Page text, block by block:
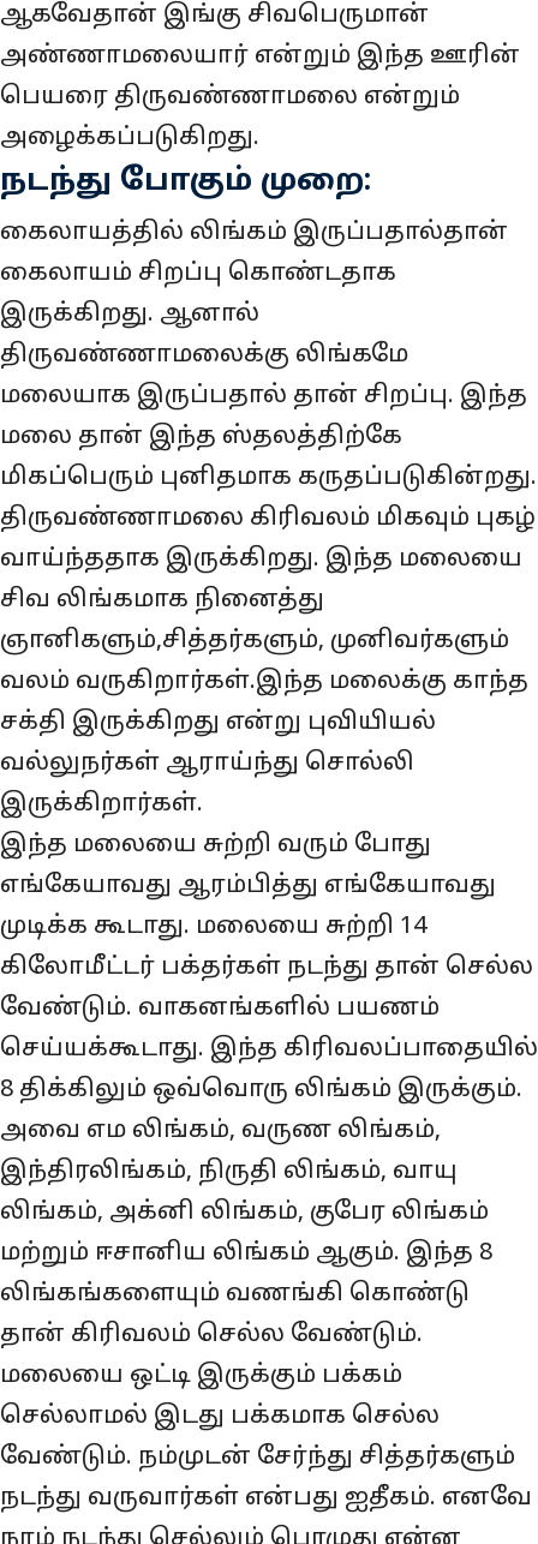
ஆகவேதான் இங்கு சிவபெருமான்
அண்ணாமலையார் என்றும் இந்த ஊரின்
பெயரை திருவண்ணாமலை என்றும்
அழைக்கப்படுகிறது.
நடந்து போகும் முறை:
கைலாயத்தில் லிங்கம் இருப்பதால்தான்
கைலாயம் சிறப்பு கொண்டதாக‌
இருக்கிறது. ஆனால்
திருவண்ணாமலைக்கு லிங்கமே
மலையாக இருப்பதால் தான் சிறப்பு. இந்த
மலை தான் இந்த ஸ்தலத்திற்கே
மிகப்பெரும் புனிதமாக கருதப்படுகின்றது.
திருவண்ணாமலை கிரிவலம் மிகவும் புகழ்
வாய்ந்ததாக இருக்கிறது. இந்த மலையை
சிவ லிங்கமாக நினைத்து
ஞானிகளும்,சித்தர்களும், முனிவர்களும்
வலம் வருகிறார்கள்.இந்த மலைக்கு காந்த
சக்தி இருக்கிறது என்று புவியியல்
வல்லுநர்கள் ஆராய்ந்து சொல்லி
இருக்கிறார்கள்.
இந்த மலையை சுற்றி வரும் போது
எங்கேயாவது ஆரம்பித்து எங்கேயாவது
முடிக்க கூடாது. மலையை சுற்றி 14
கிலோமீட்டர் பக்தர்கள் நடந்து தான் செல்ல
வேண்டும். வாகனங்களில் பயணம்
செய்யக்கூடாது. இந்த கிரிவலப்பாதையில்
8 திக்கிலும் ஒவ்வொரு லிங்கம் இருக்கும்.
அவை எம லிங்கம், வருண லிங்கம்,
இந்திரலிங்கம், நிருதி லிங்கம், வாயு
லிங்கம், அக்னி லிங்கம், குபேர லிங்கம்
மற்றும் ஈசானிய லிங்கம் ஆகும். இந்த 8
லிங்கங்களையும் வணங்கி கொண்டு
தான் கிரிவலம் செல்ல வேண்டும்.
மலையை ஒட்டி இருக்கும் பக்கம்
செல்லாமல் இடது பக்கமாக செல்ல
வேண்டும். நம்முடன் சேர்ந்து சித்தர்களும்
நடந்து வருவார்கள் என்பது ஐதீகம். எனவே